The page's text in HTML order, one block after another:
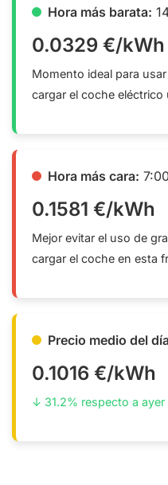
Hora más barata:
0.0329 €/kWh
Momento ideal para
cargar el coche
Hora más cara:
0.1581 €/kWh
Mejor evitar el uso de
cargar el coche en esta
Precio medio del
0.1016 €/kWh
↓ 31.2% respecto a ayer